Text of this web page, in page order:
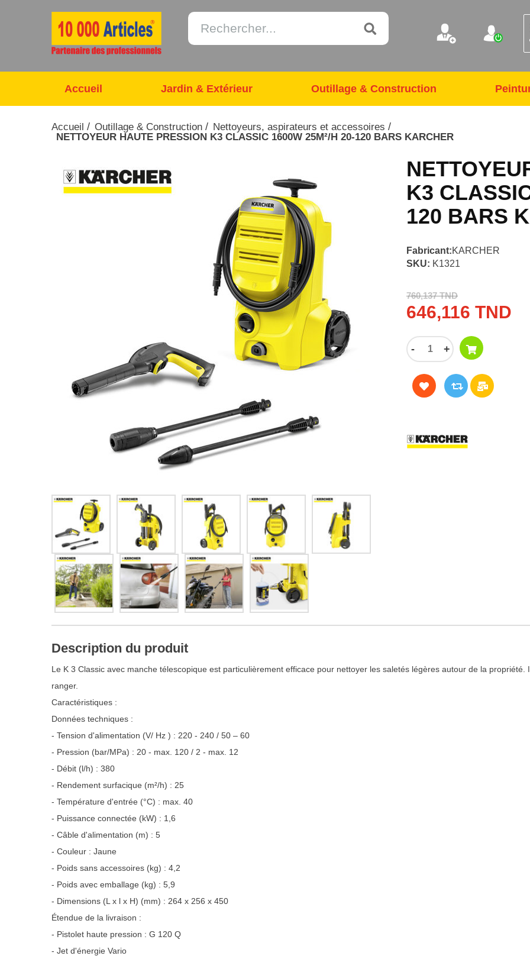
Accueil Jardin & Extérieur Outillage & Construction
Accueil / Outillage & Construction / Nettoyeurs, aspirateurs et accessoires /
NETTOYEUR HAUTE PRESSION K3 CLASSIC 1600W 25M²/H 20-120 BARS KARCHER
K3
120 BARS
Fabricant:KARCHER
SKU: K1321
760,137 TND
646,116 TND
- +
Description du produit
Le K 3 Classic avec manche télescopique est particulièrement efficace pour nettoyer les saletés légères autour de la
ranger.
Caractéristiques :
Données techniques :
- Tension d'alimentation (V/ Hz ) : 220 - 240 / 50 – 60
- Pression (bar/MPa) : 20 - max. 120 / 2 - max. 12
- Débit (l/h) : 380
- Rendement surfacique (m²/h) : 25
- Température d'entrée (°C) : max. 40
- Puissance connectée (kW) : 1,6
- Câble d'alimentation (m) : 5
- Couleur : Jaune
- Poids sans accessoires (kg) : 4,2
- Poids avec emballage (kg) : 5,9
- Dimensions (L x l x H) (mm) : 264 x 256 x 450
Étendue de la livraison :
- Pistolet haute pression : G 120 Q
- Jet d'énergie Vario